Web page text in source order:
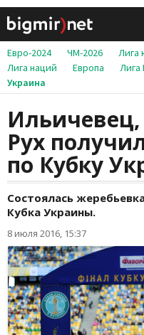
Евро-2024 ЧМ-2026 Лига
Лига наций
Европа Лига
Украина
Рух
по Кубку
Состоялась
Кубка Украины.
8 июля 2016, 15:37